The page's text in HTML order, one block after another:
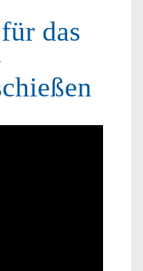
das